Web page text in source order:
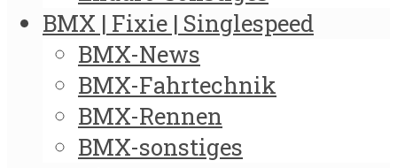
BMX | Fixie | Singlespeed
BMX-News
BMX-Fahrtechnik
BMX-Rennen
BMX-sonstiges